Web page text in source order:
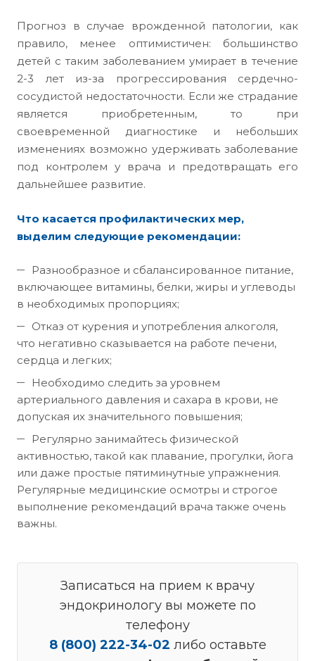
Прогноз в случае врожденной патологии, как
правило, менее оптимистичен: большинство
детей с таким заболеванием умирает в течение
2-3 лет из-за прогрессирования сердечно-
сосудистой недостаточности. Если же страдание
является приобретенным, то при
своевременной диагностике и небольших
изменениях возможно удерживать заболевание
под контролем у врача и предотвращать его
дальнейшее развитие.
Что касается профилактических мер,
выделим следующие рекомендации:
Разнообразное и сбалансированное питание,
включающее витамины, белки, жиры и углеводы
в необходимых пропорциях;
Отказ от курения и употребления алкоголя,
что негативно сказывается на работе печени,
сердца и легких;
Необходимо следить за уровнем
артериального давления и сахара в крови, не
допуская их значительного повышения;
Регулярно занимайтесь физической
активностью, такой как плавание, прогулки, йога
или даже простые пятиминутные упражнения.
Регулярные медицинские осмотры и строгое
выполнение рекомендаций врача также очень
важны.
Записаться на прием к врачу
эндокринологу вы можете по
телефону
8 (800) 222-34-02 либо оставьте